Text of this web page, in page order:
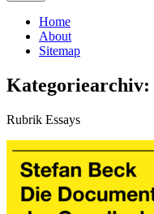
Home
About
Sitemap
Kategoriearchiv:
Rubrik Essays